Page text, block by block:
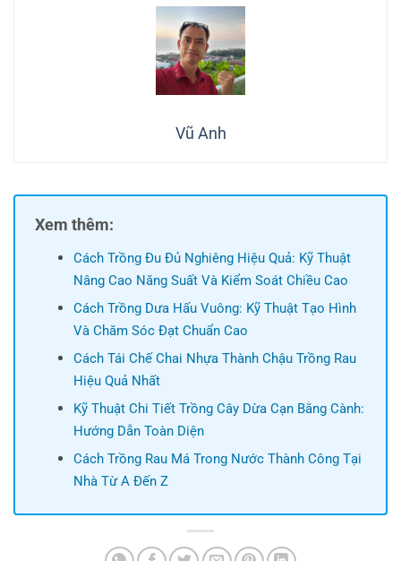
Vũ Anh
Xem thêm:
Cách Trồng Đu Đủ Nghiêng Hiệu Quả: Kỹ Thuật
Nâng Cao Năng Suất Và Kiểm Soát Chiều Cao
Cách Trồng Dưa Hấu Vuông: Kỹ Thuật Tạo Hình
Và Chăm Sóc Đạt Chuẩn Cao
Cách Tái Chế Chai Nhựa Thành Chậu Trồng Rau
Hiệu Quả Nhất
Kỹ Thuật Chi Tiết Trồng Cây Dừa Cạn Bằng Cành:
Hướng Dẫn Toàn Diện
Cách Trồng Rau Má Trong Nước Thành Công Tại
Nhà Từ A Đến Z